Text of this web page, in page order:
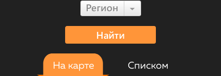
Регион
Найти
На карте Списком